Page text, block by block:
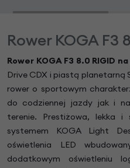
Rower KOGA F3
Rower KOGA F3 8.0 RIGID
Drive CDX i piastą planetarną
rower o sportowym
do codziennej jazdy jak i
terenie. Prestiżowa, lekka
systemem KOGA Light
oświetlenia LED
dodatkowym oświetleniu